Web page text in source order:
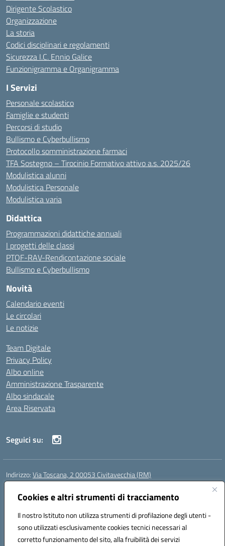
Cookies e altri strumenti di tracciamento
Il nostro Istituto non utilizza strumenti di profilazione degli utenti -
sono utilizzati esclusivamente cookies tecnici necessari al
corretto funzionamento del sito, alla fruibilità dei servizi
Dirigente Scolastico
Organizzazione
La storia
Codici disciplinari e regolamenti
Sicurezza I.C. Ennio Galice
Funzionigramma e Organigramma
I Servizi
Personale scolastico
Famiglie e studenti
Percorsi di studio
Bullismo e Cyberbullismo
Protocollo somministrazione farmaci
TFA Sostegno – Tirocinio Formativo attivo a.s. 2025/26
Modulistica alunni
Modulistica Personale
Modulistica varia
Didattica
Programmazioni didattiche annuali
I progetti delle classi
PTOF-RAV-Rendicontazione sociale
Bullismo e Cyberbullismo
Novità
Calendario eventi
Le circolari
Le notizie
Team Digitale
Privacy Policy
Albo online
Amministrazione Trasparente
Albo sindacale
Area Riservata
Seguici su:
Indirizzo:Via Toscana, 2 00053 Civitavecchia (RM)
Centralino:
Posta elettronica certificata (PEC):rmic8b900g@pec.istruzione.it
Codice fiscale: 91038380589
Codice meccanografico:RMIC8B900G
Codice Indice delle Pubbliche Amministrazioni (IPA): istsc_rmic8b900g